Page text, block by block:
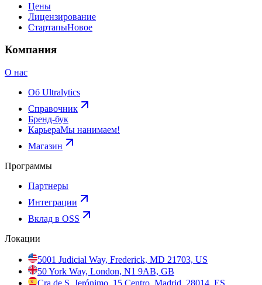
Цены
Лицензирование
СтартапыНовое
Компания
О нас
Об Ultralytics
Справочник
Бренд-бук
КарьераМы нанимаем!
Магазин
Программы
Партнеры
Интеграции
Вклад в OSS
Локации
5001 Judicial Way, Frederick, MD 21703, US
50 York Way, London, N1 9AB, GB